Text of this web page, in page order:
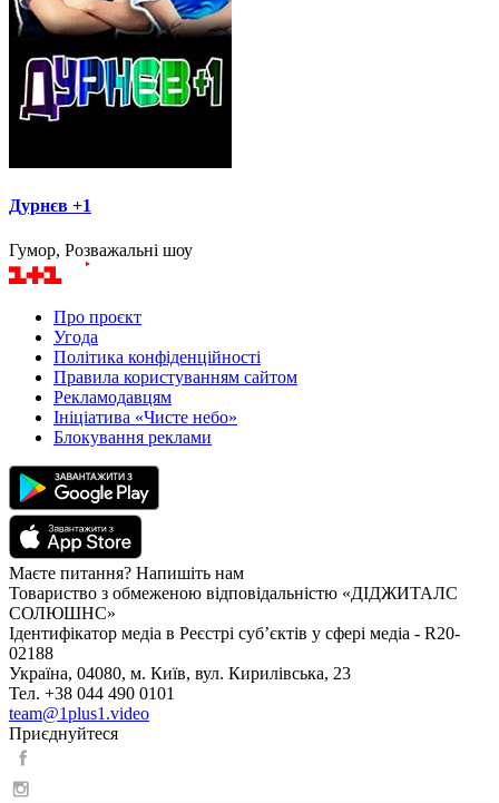
Дурнєв +1
Гумор, Розважальні шоу
Про проєкт
Угода
Політика конфіденційності
Правила користуванням сайтом
Рекламодавцям
Ініціатива «Чисте небо»
Блокування реклами
Маєте питання? Напишіть нам
Товариство з обмеженою відповідальністю «ДІДЖИТАЛС
СОЛЮШНС»
Ідентифікатор медіа в Реєстрі суб’єктів у сфері медіа - R20-
02188
Україна, 04080, м. Київ, вул. Кирилівська, 23
Тел. +38 044 490 0101
team@1plus1.video
Приєднуйтеся